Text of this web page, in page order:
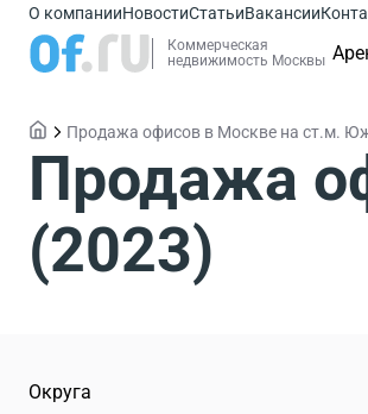
О компанииНовостиСтатьиВакансии
Коммерческая
недвижимость Москвы
Продажа офисов в Москве на ст.м.
Продажа
(2023)
Округа